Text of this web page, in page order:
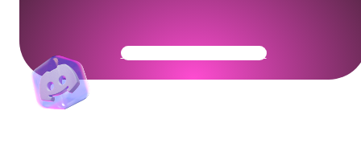
Get Your Community Ready